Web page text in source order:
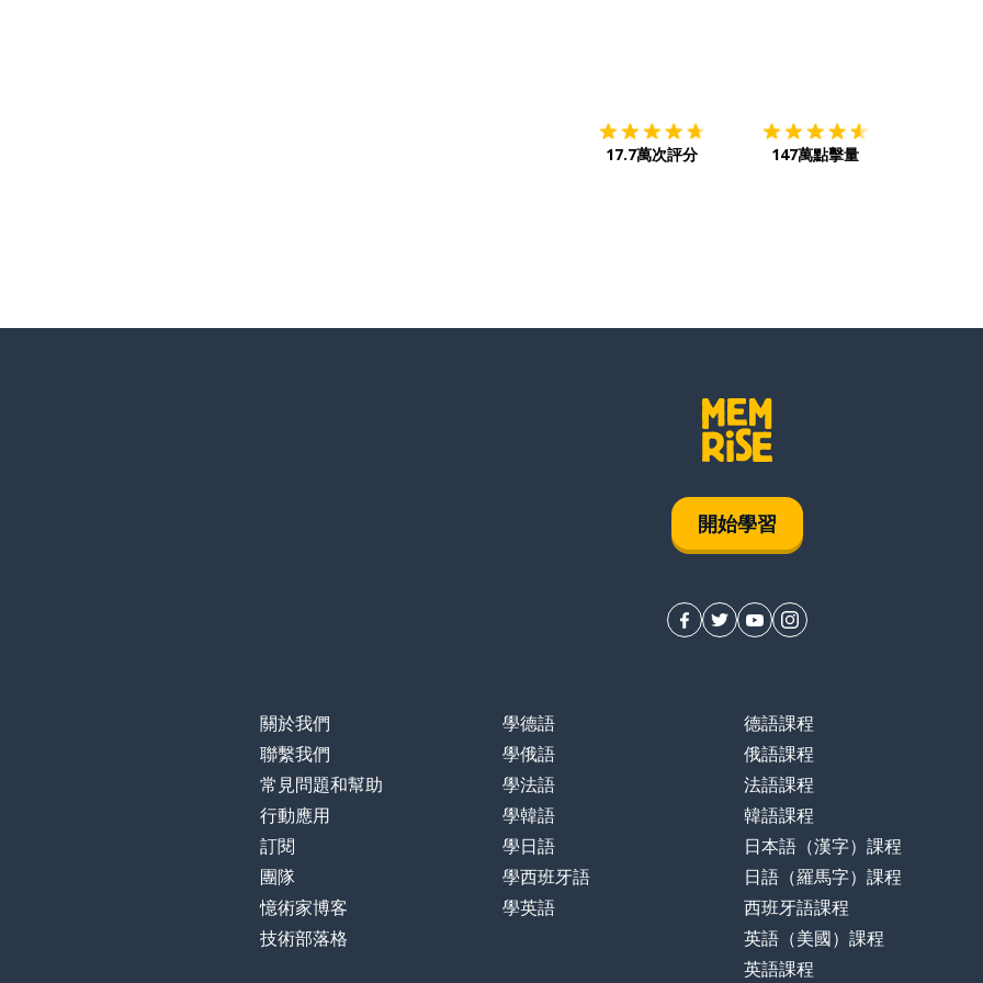
17.7萬次評分 147萬點擊量
開始學習
關於我們
聯繫我們
常見問題和幫助
行動應用
訂閱
團隊
憶術家博客
技術部落格
學德語
學俄語
學法語
學韓語
學日語
學西班牙語
學英語
德語課程
俄語課程
法語課程
韓語課程
日本語（漢字）課程
日語（羅馬字）課程
西班牙語課程
英語（美國）課程
英語課程